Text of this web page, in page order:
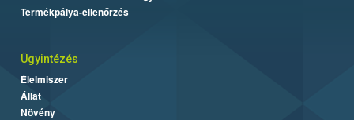
Termékpálya-ellenőrzés
Ügyintézés
Élelmiszer
Állat
Növény